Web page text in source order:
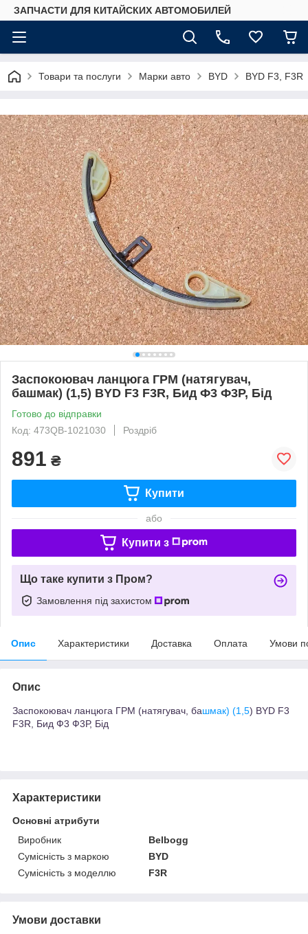
ЗАПЧАСТИ ДЛЯ КИТАЙСКИХ АВТОМОБИЛЕЙ
Товари та послуги Марки авто BYD BYD F3, F3R
Заспокоювач ланцюга ГРМ (натягувач,
башмак) (1,5) BYD F3 F3R, Бид Ф3 Ф3Р, Бід
Готово до відправки
Код: 473QB-1021030
Роздріб
891 ₴
Купити
або
Купити з
Що таке купити з Пром?
Замовлення під захистом
Опис Характеристики Доставка Оплата Умови
Опис
Заспокоювач ланцюга ГРМ (натягувач, башмак) (1,5) BYD F3
F3R, Бид Ф3 Ф3Р, Бід
Характеристики
Основні атрибути
Виробник
Belbogg
Сумісність з маркою
BYD
Сумісність з моделлю
F3R
Умови доставки